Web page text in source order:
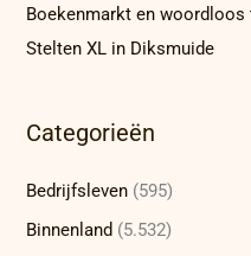
Boekenmarkt en
Stelten XL in Diksmuide
Categorieën
Bedrijfsleven (595)
Binnenland (5.532)